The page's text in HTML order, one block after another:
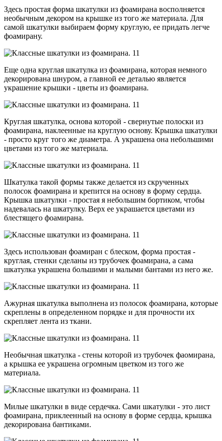
Здесь простая форма шкатулки из фоамирана восполняется
необычным декором на крышке из того же материала. Для
самой шкатулки выбираем форму круглую, ее придать легче
фоамирану.
Еще одна круглая шкатулка из фоамирана, которая немного
декорирована шнуром, а главной ее деталью является
украшение крышки - цветы из фоамирана.
Круглая шкатулка, основа которой - свернутые полоски из
фоамирана, наклеенные на круглую основу. Крышка шкатулки
- просто круг того же диаметра. А украшена она небольшими
цветами из того же материала.
Шкатулка такой формы также делается из скрученных
полосок фоамирана и крепится на основу в форму сердца.
Крышка шкатулки - простая я небольшим бортиком, чтобы
надевалась на шкатулку. Верх ее украшается цветами из
блестящего фоамирана.
Здесь использован фоамиран с блеском, форма простая -
круглая, стенки сделаны из трубочек фоамирана, а сама
шкатулка украшена большими и малыми бантами из него же.
Ажурная шкатулка выполнена из полосок фоамирана, которые
скреплены в определенном порядке и для прочности их
скрепляет лента из ткани.
Необычная шкатулка - стены которой из трубочек фаомирана,
а крышка ее украшена огромным цветком из того же
материала.
Милые шкатулки в виде сердечка. Сами шкатулки - это лист
фоамирана, приклеенный на основу в форме сердца, крышка
декорирована бантиками.